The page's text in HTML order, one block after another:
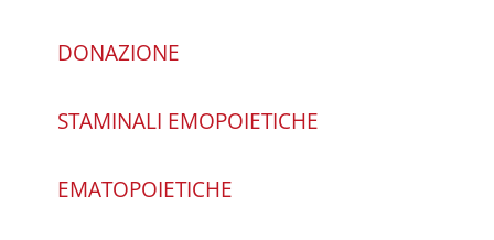
DONAZIONE
STAMINALI EMOPOIETICHE
EMATOPOIETICHE